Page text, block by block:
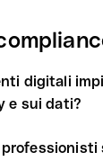
digitali
e sui dati?